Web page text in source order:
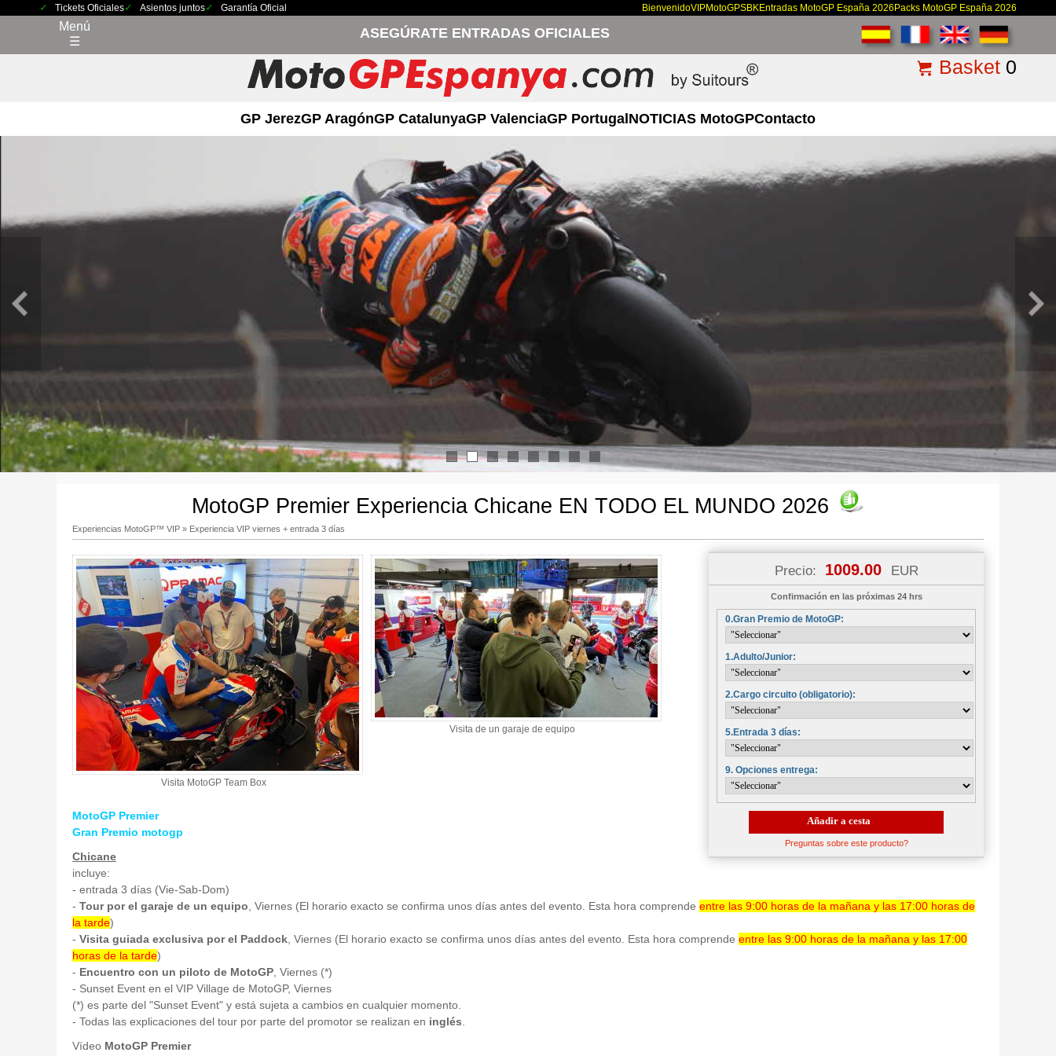
Tickets Oficiales Asientos juntos Garantía Oficial BienvenidoVIPMotoGPSBKEntradas MotoGP España 2026 Packs MotoGP España 2026
Menú
☰
ASEGÚRATE ENTRADAS OFICIALES
Basket 0
GP JerezGP AragónGP CatalunyaGP ValenciaGP PortugalNOTICIAS MotoGPContacto
1 3 4
MotoGP Premier Experiencia Chicane EN TODO EL MUNDO 2026
Experiencias MotoGP™ VIP » Experiencia VIP viernes + entrada 3 días
Visita MotoGP Team Box
Visita de un garaje de equipo
Precio: 1009.00 EUR
Confirmación en las próximas 24 hrs
0.Gran Premio de MotoGP:
1.Adulto/Junior:
2.Cargo circuito (obligatorio):
5.Entrada 3 días:
9. Opciones entrega:
Preguntas sobre este producto?
MotoGP Premier
Gran Premio motogp
Chicane
incluye:
- entrada 3 días (Vie-Sab-Dom)
- Tour por el garaje de un equipo , Viernes (El horario exacto se confirma unos días antes del evento. Esta hora comprende entre las 9:00 horas de la mañana y las 17:00 horas de
la tarde)
- Visita guiada exclusiva por el Paddock , Viernes (El horario exacto se confirma unos días antes del evento. Esta hora comprende entre las 9:00 horas de la mañana y las 17:00
horas de la tarde)
- Encuentro con un piloto de MotoGP , Viernes (*)
- Sunset Event en el VIP Village de MotoGP, Viernes
(*) es parte del "Sunset Event" y está sujeta a cambios en cualquier momento.
- Todas las explicaciones del tour por parte del promotor se realizan en inglés
Vídeo MotoGP Premier